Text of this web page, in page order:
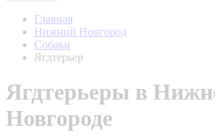
Главная
Нижний Новгород
Собаки
Ягдтерьер
Ягдтерьеры в
Новгороде